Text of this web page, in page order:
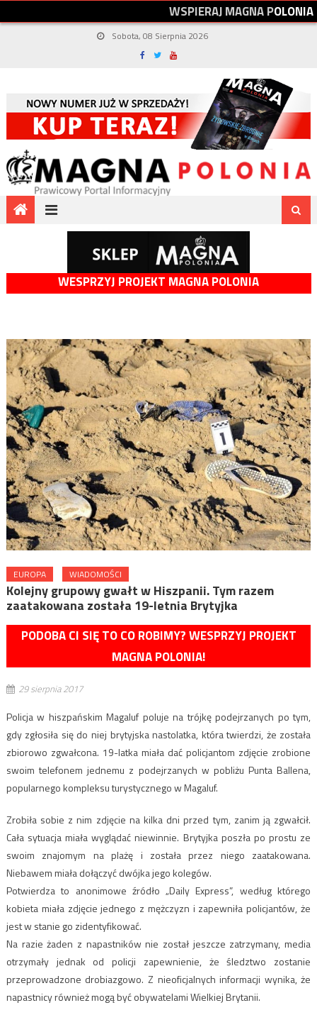
WSPIERAJMAGNAPOLONIA
Sobota, 08 Sierpnia 2026
WESPRZYJ PROJEKT MAGNA POLONIA
EUROPA WIADOMOŚCI
Kolejny grupowy gwałt w Hiszpanii. Tym razem
zaatakowana została 19-letnia Brytyjka
PODOBA CI SIĘ TO CO ROBIMY? WESPRZYJ PROJEKT
MAGNA POLONIA!
29 sierpnia 2017
Policja w hiszpańskim Magaluf poluje na trójkę podejrzanych po tym,
gdy zgłosiła się do niej brytyjska nastolatka, która twierdzi, że została
zbiorowo zgwałcona. 19-latka miała dać policjantom zdjęcie zrobione
swoim telefonem jednemu z podejrzanych w pobliżu Punta Ballena,
popularnego kompleksu turystycznego w Magaluf.
Zrobiła sobie z nim zdjęcie na kilka dni przed tym, zanim ją zgwałcił.
Cała sytuacja miała wyglądać niewinnie. Brytyjka poszła po prostu ze
swoim znajomym na plażę i została przez niego zaatakowana.
Niebawem miała dołączyć dwójka jego kolegów.
Potwierdza to anonimowe źródło „Daily Express”, według którego
kobieta miała zdjęcie jednego z mężczyzn i zapewniła policjantów, że
jest w stanie go zidentyfikować.
Na razie żaden z napastników nie został jeszcze zatrzymany, media
otrzymały jednak od policji zapewnienie, że śledztwo zostanie
przeprowadzone drobiazgowo. Z nieoficjalnych informacji wynika, że
napastnicy również mogą być obywatelami Wielkiej Brytanii.